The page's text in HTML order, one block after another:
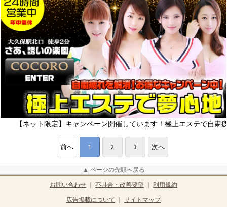
ト限定】キャンペーン開催しています！極上エステで自粛疲れをリ
前へ 1 2 3 次へ
▲ ページの先頭へ戻る
お問い合わせ ｜ 不具合・改善要望 ｜ 利用規約
広告掲載について ｜ サイトマップ